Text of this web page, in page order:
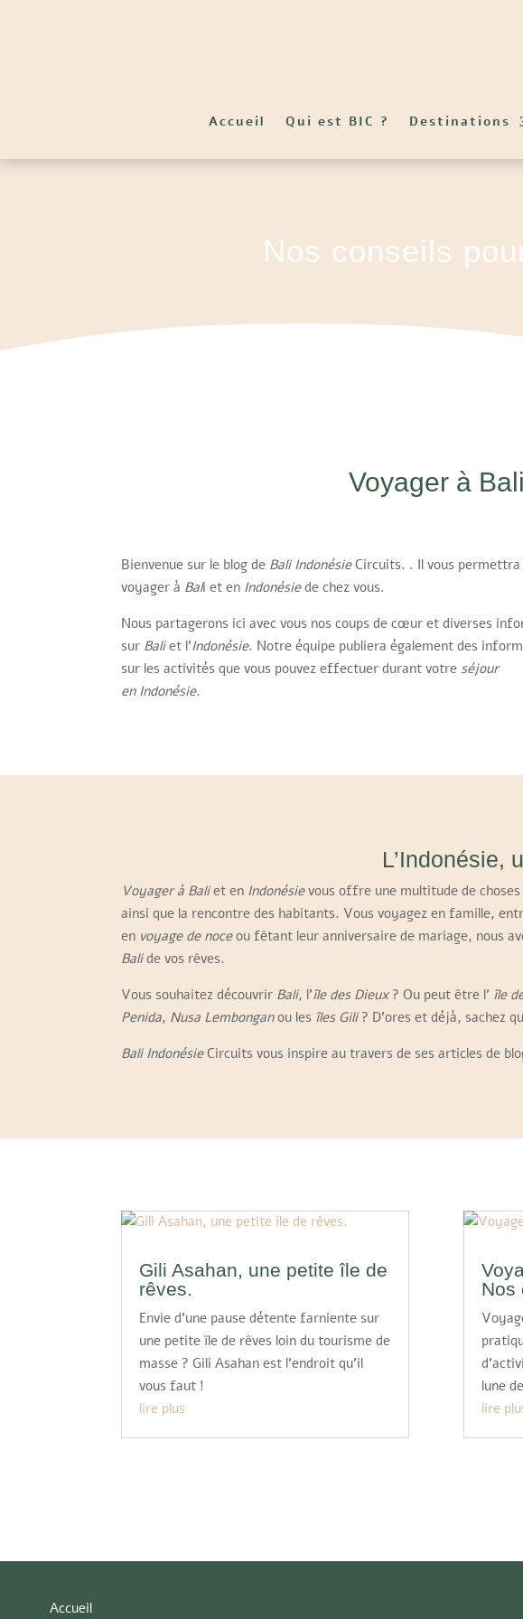
Accueil Qui est BIC ? Destinations
Nos conseils
Voyager à
Bienvenue sur le blog de Bali IndonésieCircuits. . Il vous permettra
voyager à Bali et en Indonésiede chez vous.
Nous partagerons ici avec vous nos coups de cœur et diverses
sur Baliet l’Indonésie. Notre équipe publiera également des
sur les activités que vous pouvez effectuer durant votre séjour
en Indonésie.
L’Indonésie,
Voyager à Baliet en Indonésievous offre une multitude de
ainsi que la rencontre des habitants. Vous voyagez en famille,
en voyage de noceou fêtant leur anniversaire de mariage, nous
Balide vos rêves.
Vous souhaitez découvrir Bali, l’île des Dieux? Ou peut être l’ île
Penida, Nusa Lembonganou les îles Gili? D’ores et déjà, sachez
Bali IndonésieCircuits vous inspire au travers de ses articles de
Gili Asahan, une petite île de
rêves.
Envie d’une pause détente farniente sur
une petite île de rêves loin du tourisme de
masse ? Gili Asahan est l’endroit qu’il
vous faut !
lire plus
Nos
lune
lire
Accueil